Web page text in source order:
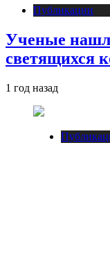
Публикации
Ученые
светящихся
1 год назад